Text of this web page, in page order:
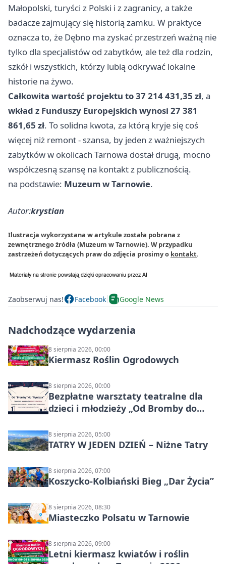
Małopolski, turyści z Polski i z zagranicy, a także
badacze zajmujący się historią zamku. W praktyce
oznacza to, że Dębno ma zyskać przestrzeń ważną nie
tylko dla specjalistów od zabytków, ale też dla rodzin,
szkół i wszystkich, którzy lubią odkrywać lokalne
historie na żywo.
Całkowita wartość projektu to 37 214 431,35 zł, a
wkład z Funduszy Europejskich wynosi 27 381
861,65 zł. To solidna kwota, za którą kryje się coś
więcej niż remont - szansa, by jeden z ważniejszych
zabytków w okolicach Tarnowa dostał drugą, mocno
współczesną szansę na kontakt z publicznością.
na podstawie: Muzeum w Tarnowie.
Autor:krystian
Ilustracja wykorzystana w artykule została pobrana z
zewnętrznego źródła (Muzeum w Tarnowie). W przypadku
zastrzeżeń dotyczących praw do zdjęcia prosimy o kontakt.
Zaobserwuj nas! Facebook Google News
Nadchodzące wydarzenia
8 sierpnia 2026, 00:00
Kiermasz Roślin Ogrodowych
8 sierpnia 2026, 00:00
Bezpłatne warsztaty teatralne dla
dzieci i młodzieży „Od Bromby do
8 sierpnia 2026, 05:00
TATRY W JEDEN DZIEŃ – Niżne Tatry
8 sierpnia 2026, 07:00
Koszycko-Kolbiański Bieg „Dar Życia”
8 sierpnia 2026, 08:30
Miasteczko Polsatu w Tarnowie
8 sierpnia 2026, 09:00
Letni kiermasz kwiatów i roślin